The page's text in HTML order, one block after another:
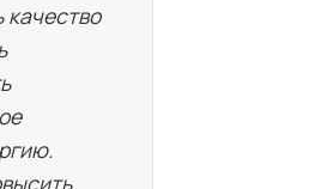
качество